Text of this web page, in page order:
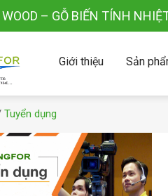
– GỖ BIẾN TÍNH
Giới thiệu Sản
Tuyển dụng